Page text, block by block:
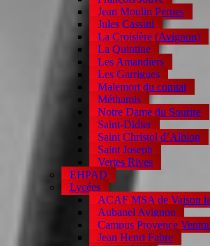
Jean Moulin Pernes
Jules Cassini
La Croisière (Avignon)
La Quintine
Les Amandiers
Les Garrigues
Malemort du comtat
Méthamis
Notre Dame du Sourire
Saint-Didier
Saint Christol d’Albion
Saint Joseph
Vertes Rives
EHPAD
Lycées
ACAF MSA de Vaison
Aubanel Avignon
Campus Provence
Jean Henri Fabre